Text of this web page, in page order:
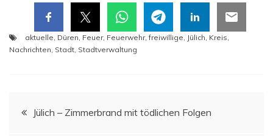
aktuelle, Düren, Feuer, Feuerwehr,freiwillige, Jülich, Kreis,
Nachrichten, Stadt, Stadtverwaltung
Beitragsnavigation
Jülich – Zim­mer­brand mit töd­li­chen Folgen